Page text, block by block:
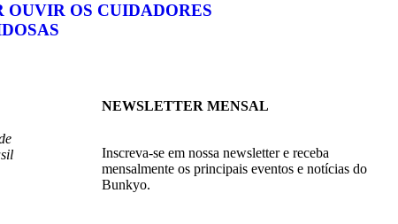
OUVIR OS CUIDADORES
NEWSLETTER MENSAL
Inscreva-se em nossa newsletter e receba
mensalmente os principais eventos e notícias do
Bunkyo.